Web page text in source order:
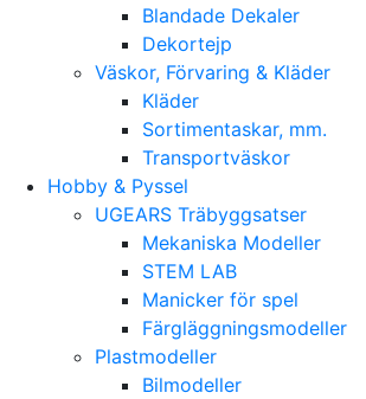
Blandade Dekaler
Dekortejp
Väskor, Förvaring & Kläder
Kläder
Sortimentaskar, mm.
Transportväskor
Hobby & Pyssel
UGEARS Träbyggsatser
Mekaniska Modeller
STEM LAB
Manicker för spel
Färgläggningsmodeller
Plastmodeller
Bilmodeller